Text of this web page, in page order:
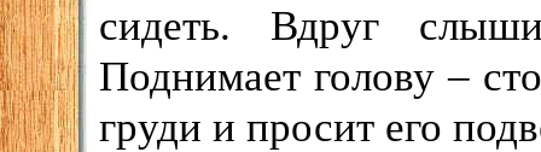
сидеть. Вдруг
Поднимает голову –
груди и просит его